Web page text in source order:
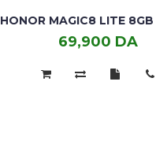
HONOR MAGIC8 LITE
69,900 DA
Magic8